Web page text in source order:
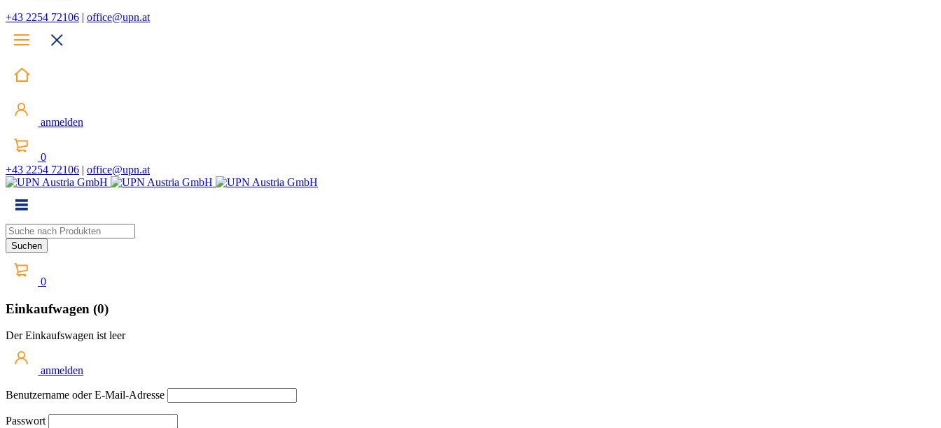
+43 2254 72106 | office@upn.at
anmelden
0
+43 2254 72106 | office@upn.at
0
Einkaufwagen (0)
Der Einkaufswagen ist leer
anmelden
Benutzername oder E-Mail-Adresse
Passwort